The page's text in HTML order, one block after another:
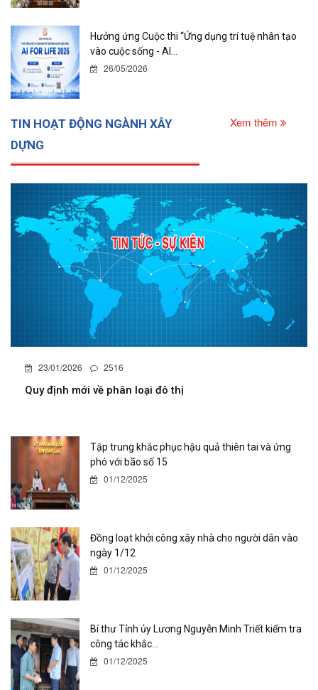
Hưởng ứng Cuộc thi “Ứng dụng trí tuệ nhân tạo
vào cuộc sống - AI...
26/05/2026
TIN HOẠT ĐỘNG NGÀNH XÂY
DỰNG
Xem thêm
23/01/2026 2516
Quy định mới về phân loại đô thị
Tập trung khắc phục hậu quả thiên tai và ứng
phó với bão số 15
01/12/2025
Đồng loạt khởi công xây nhà cho người dân vào
ngày 1/12
01/12/2025
Bí thư Tỉnh ủy Lương Nguyễn Minh Triết kiểm tra
công tác khắc...
01/12/2025